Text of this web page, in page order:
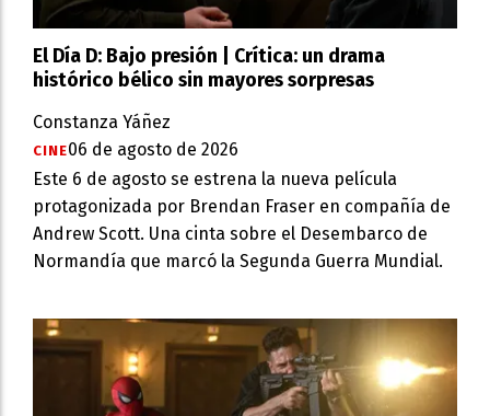
El Día D: Bajo presión | Crítica: un drama
histórico bélico sin mayores sorpresas
Constanza Yáñez
CINE06 de agosto de 2026
Este 6 de agosto se estrena la nueva película
protagonizada por Brendan Fraser en compañía de
Andrew Scott. Una cinta sobre el Desembarco de
Normandía que marcó la Segunda Guerra Mundial.